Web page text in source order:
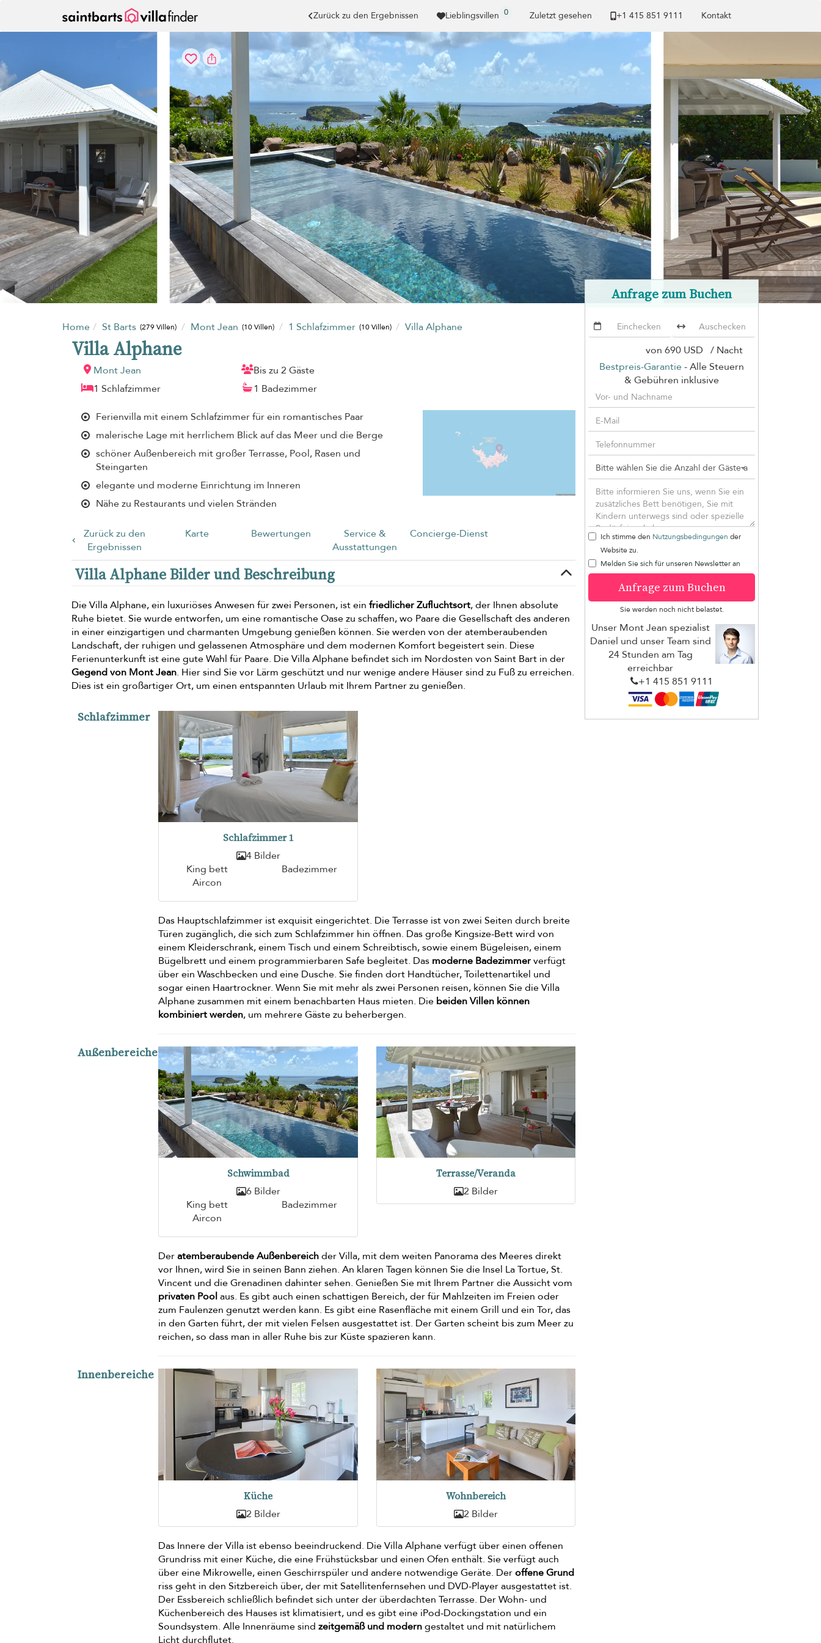
Zurück zu den Ergebnissen Lieblingsvillen 0 Zuletzt gesehen +1 ​415 851 9111 Kontakt
Home St Barts (279 Villen) Mont Jean (10 Villen) 1 Schlafzimmer (10 Villen) Villa Alphane
Villa Alphane
Mont Jean
Bis zu 2 Gäste
1 Schlafzimmer
1 Badezimmer
Ferienvilla mit einem Schlafzimmer für ein romantisches Paar
malerische Lage mit herrlichem Blick auf das Meer und die Berge
schöner Außenbereich mit großer Terrasse, Pool, Rasen und
Steingarten
elegante und moderne Einrichtung im Inneren
Nähe zu Restaurants und vielen Stränden
Zurück zu den
Ergebnissen
Karte Bewertungen
Service &
Ausstattungen
Concierge-Dienst
Villa Alphane Bilder und Beschreibung
Die Villa Alphane, ein luxuriöses Anwesen für zwei Personen, ist ein friedlicher Zufluchtsort, der Ihnen absolute
Ruhe bietet. Sie wurde entworfen, um eine romantische Oase zu schaffen, wo Paare die Gesellschaft des anderen
in einer einzigartigen und charmanten Umgebung genießen können. Sie werden von der atemberaubenden
Landschaft, der ruhigen und gelassenen Atmosphäre und dem modernen Komfort begeistert sein. Diese
Ferienunterkunft ist eine gute Wahl für Paare. Die Villa Alphane befindet sich im Nordosten von Saint Bart in der
Gegend von Mont Jean. Hier sind Sie vor Lärm geschützt und nur wenige andere Häuser sind zu Fuß zu erreichen.
Dies ist ein großartiger Ort, um einen entspannten Urlaub mit Ihrem Partner zu genießen.
Schlafzimmer
Schlafzimmer 1
4 Bilder
King bett
Badezimmer
Aircon
Das Hauptschlafzimmer ist exquisit eingerichtet. Die Terrasse ist von zwei Seiten durch breite
Türen zugänglich, die sich zum Schlafzimmer hin öffnen. Das große Kingsize-Bett wird von
einem Kleiderschrank, einem Tisch und einem Schreibtisch, sowie einem Bügeleisen, einem
Bügelbrett und einem programmierbaren Safe begleitet. Das moderne Badezimmerverfügt
über ein Waschbecken und eine Dusche. Sie finden dort Handtücher, Toilettenartikel und
sogar einen Haartrockner. Wenn Sie mit mehr als zwei Personen reisen, können Sie die Villa
Alphane zusammen mit einem benachbarten Haus mieten. Die beiden Villen können
kombiniert werden, um mehrere Gäste zu beherbergen.
Außenbereiche
Schwimmbad
6 Bilder
King bett
Badezimmer
Aircon
Terrasse/Veranda
2 Bilder
Deratemberaubende Außenbereichder Villa, mit dem weiten Panorama des Meeres direkt
vor Ihnen, wird Sie in seinen Bann ziehen. An klaren Tagen können Sie die Insel La Tortue, St.
Vincent und die Grenadinen dahinter sehen. Genießen Sie mit Ihrem Partner die Aussicht vom
privaten Poolaus. Es gibt auch einen schattigen Bereich, der für Mahlzeiten im Freien oder
zum Faulenzen genutzt werden kann. Es gibt eine Rasenfläche mit einem Grill und ein Tor, das
in den Garten führt, der mit vielen Felsen ausgestattet ist. Der Garten scheint bis zum Meer zu
reichen, so dass man in aller Ruhe bis zur Küste spazieren kann.
Innenbereiche
Küche
2 Bilder
Wohnbereich
2 Bilder
Das Innere der Villa ist ebenso beeindruckend. Die Villa Alphane verfügt über einen offenen
Grundriss mit einer Küche, die eine Frühstücksbar und einen Ofen enthält. Sie verfügt auch
über eine Mikrowelle, einen Geschirrspüler und andere notwendige Geräte. Deroffene Grund
riss geht in den Sitzbereich über, der mit Satellitenfernsehen und DVD-Player ausgestattet ist.
Der Essbereich schließlich befindet sich unter der überdachten Terrasse. Der Wohn- und
Küchenbereich des Hauses ist klimatisiert, und es gibt eine iPod-Dockingstation und ein
Soundsystem. Alle Innenräume sindzeitgemäß und moderngestaltet und mit natürlichem
Licht durchflutet.
Anfrage zum Buchen
von 690 USD / Nacht
Bestpreis-Garantie - Alle Steuern
& Gebühren inklusive
Ich stimme den Nutzungsbedingungen der
Website zu.
Melden Sie sich für unseren Newsletter an
Anfrage zum Buchen
Sie werden noch nicht belastet.
Unser Mont Jean spezialist
Daniel und unser Team sind
24 Stunden am Tag
erreichbar
+1 ​415 851 9111